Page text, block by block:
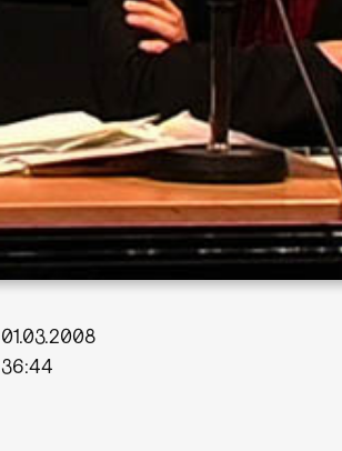
01.03.2008
36:44